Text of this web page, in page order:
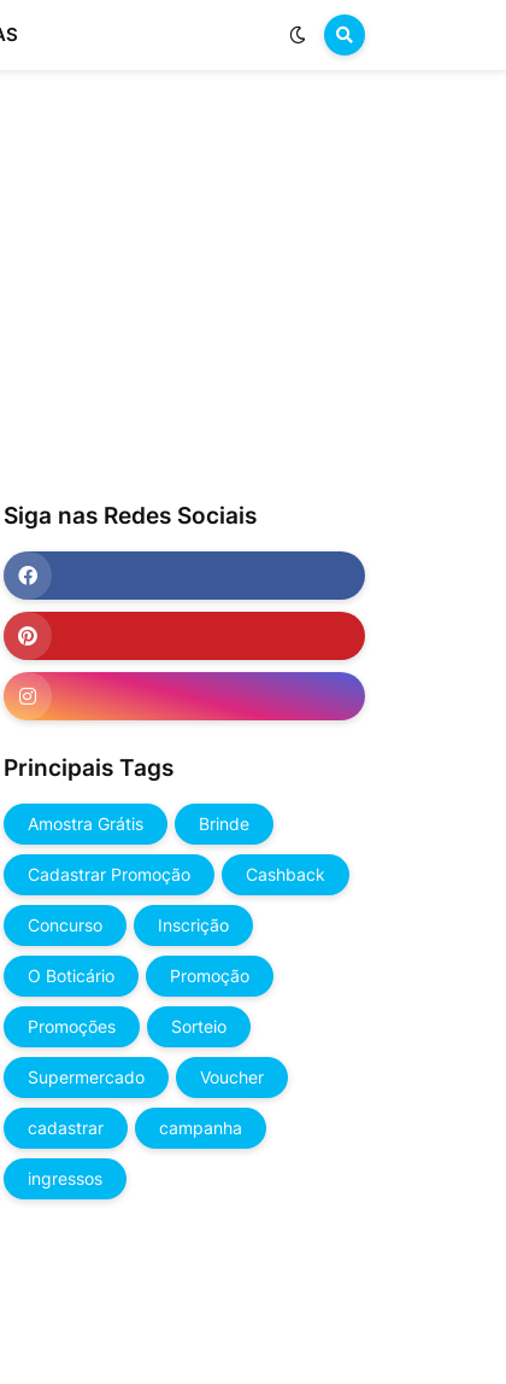
Siga nas Redes Sociais
Principais Tags
Amostra Grátis Brinde
Cadastrar Promoção Cashback
Concurso Inscrição
O Boticário Promoção
Promoções Sorteio
Supermercado Voucher
cadastrar campanha
ingressos